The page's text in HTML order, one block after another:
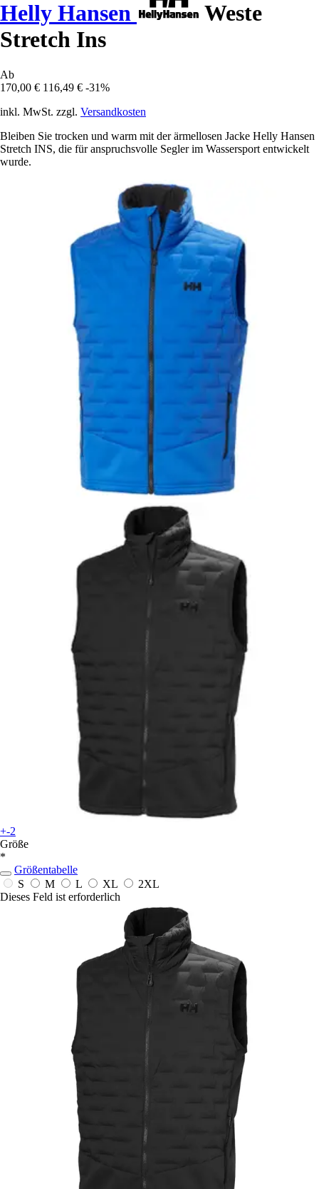
Helly Hansen
Weste
Stretch Ins
Ab
170,00 € 116,49 € -31%
inkl. MwSt. zzgl. Versandkosten
Bleiben Sie trocken und warm mit der ärmellosen Jacke Helly Hansen
Stretch INS, die für anspruchsvolle Segler im Wassersport entwickelt
wurde.
+-2
Größe
*
Größentabelle
S
M L XL
2XL
Dieses Feld ist erforderlich